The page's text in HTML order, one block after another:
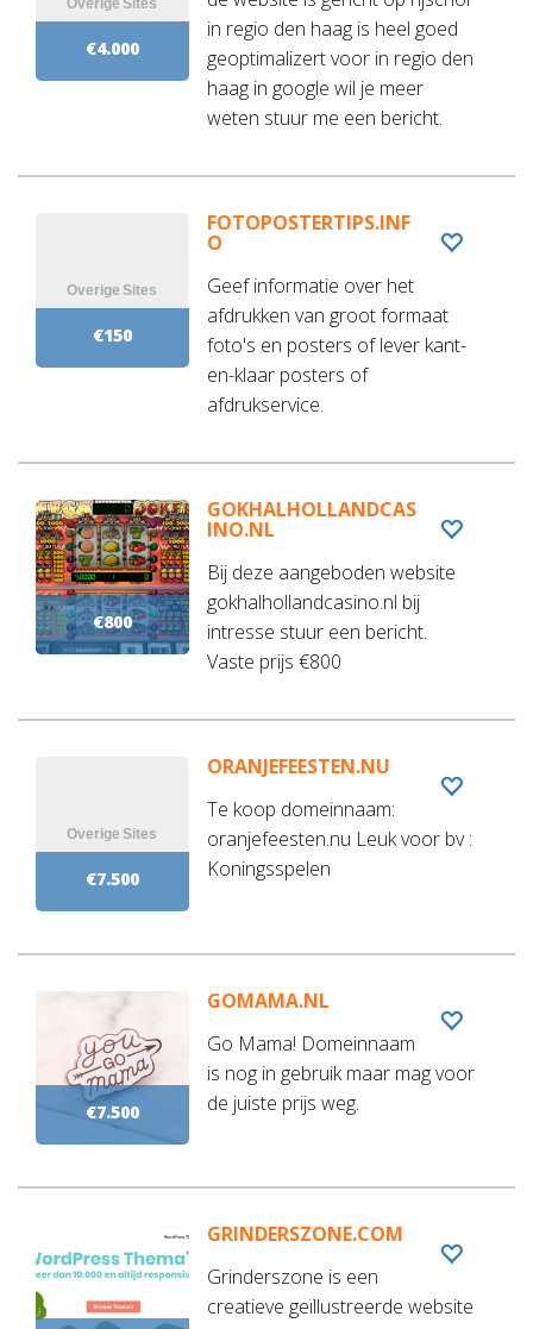
€4.000
in regio den haag is heel goed
geoptimalizert voor in regio den
haag in google wil je meer
weten stuur me een bericht.
€150
FOTOPOSTERTIPS.INF
O
Geef informatie over het
afdrukken van groot formaat
foto's en posters of lever kant-
en-klaar posters of
afdrukservice.
€800
GOKHALHOLLANDCAS
INO.NL
Bij deze aangeboden website
gokhalhollandcasino.nl bij
intresse stuur een bericht.
Vaste prijs €800
€7.500
ORANJEFEESTEN.NU
Te koop domeinnaam:
oranjefeesten.nu Leuk voor bv :
Koningsspelen
€7.500
GOMAMA.NL
Go Mama! Domeinnaam
is nog in gebruik maar mag voor
de juiste prijs weg.
GRINDERSZONE.COM
Grinderszone is een
creatieve geïllustreerde website